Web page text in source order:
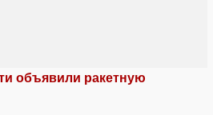
объявили ракетную